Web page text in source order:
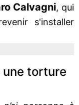
Calvagni, qui
s'installer
une torture